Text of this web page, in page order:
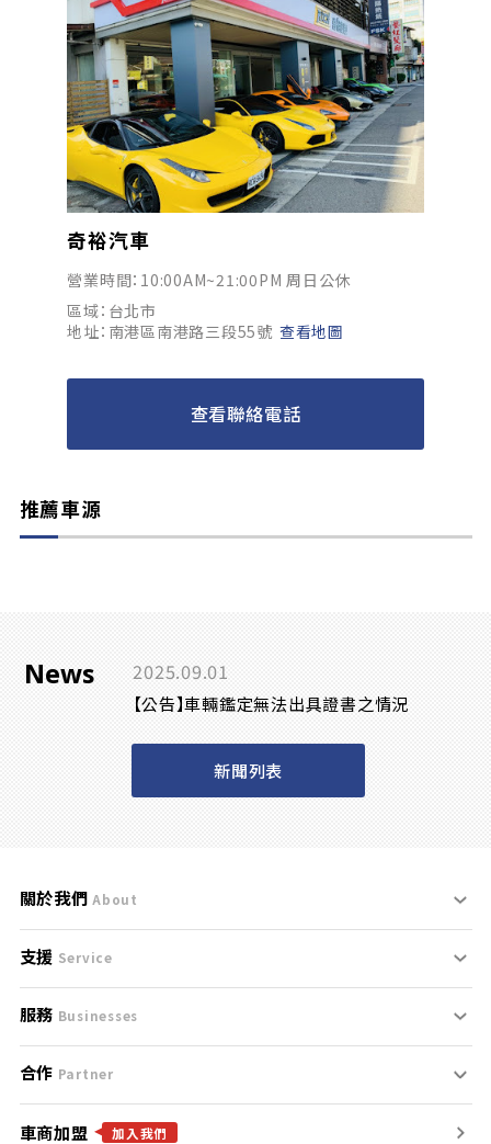
奇裕汽車
營業時間：10:00AM~21:00PM 周日公休
區域：台北市
地址：南港區南港路三段55號 查看地圖
查看聯絡電話
推薦車源
News 2025.09.01
【公告】車輛鑑定無法出具證書之情況
新聞列表
關於我們 About
刊登規範
服務條款
免責聲明
隱私權政策
支援 Service
支援中心
聯絡我們
服務 Businesses
什麼是Goo鑑定？
找好車
合作 Partner
合作夥伴
車商加盟 加入我們